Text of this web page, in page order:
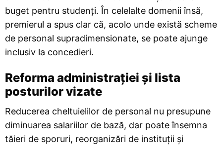
buget pentru studenți. În celelalte domenii însă,
premierul a spus clar că, acolo unde există scheme
de personal supradimensionate, se poate ajunge
inclusiv la concedieri.
Reforma administrației și lista
posturilor vizate
Reducerea cheltuielilor de personal nu presupune
diminuarea salariilor de bază, dar poate însemna
tăieri de sporuri, reorganizări de instituții și